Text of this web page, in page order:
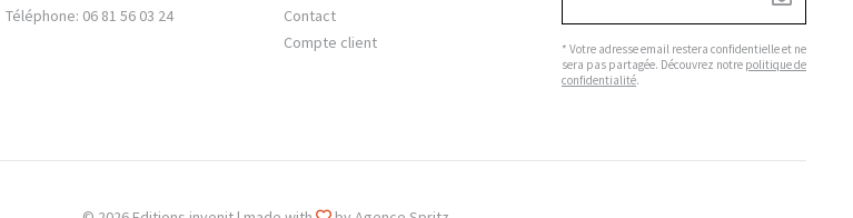
Téléphone: 06 81 56 03 24
Contact
Compte client
* Votre adresse email restera confidentielle et ne
sera pas partagée. Découvrez notre politique de
confidentialité.